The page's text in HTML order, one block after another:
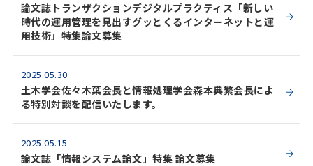
論文誌トランザクションデジタルプラクティス「新しい
時代の運用管理を見出すグッとくるインターネットと運
用技術」特集論文募集
2025.05.30
土木学会佐々木葉会長と情報処理学会森本典繁会長によ
る特別対談を配信いたします。
2025.05.15
論文誌「情報システム論文」特集 論文募集